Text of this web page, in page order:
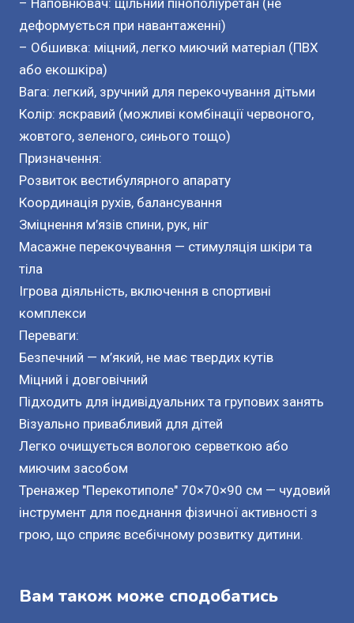
– Наповнювач: щільний пінополіуретан (не
деформується при навантаженні)
– Обшивка: міцний, легко миючий матеріал (ПВХ
або екошкіра)
Вага: легкий, зручний для перекочування дітьми
Колір: яскравий (можливі комбінації червоного,
жовтого, зеленого, синього тощо)
Призначення:
Розвиток вестибулярного апарату
Координація рухів, балансування
Зміцнення м’язів спини, рук, ніг
Масажне перекочування — стимуляція шкіри та
тіла
Ігрова діяльність, включення в спортивні
комплекси
Переваги:
Безпечний — м’який, не має твердих кутів
Міцний і довговічний
Підходить для індивідуальних та групових занять
Візуально привабливий для дітей
Легко очищується вологою серветкою або
миючим засобом
Тренажер "Перекотиполе" 70×70×90 см — чудовий
інструмент для поєднання фізичної активності з
грою, що сприяє всебічному розвитку дитини.
Вам також може сподобатись